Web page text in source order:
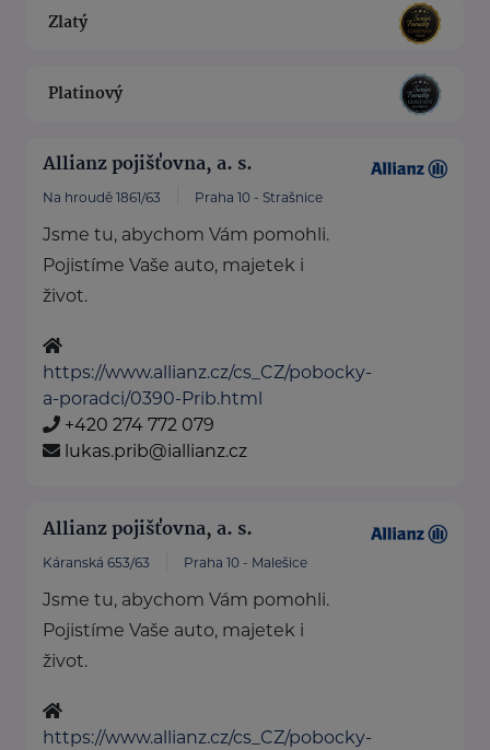
Zlatý
Platinový
Allianz pojišťovna, a. s.
Na hroudě 1861/63 Praha 10 - Strašnice
Jsme tu, abychom Vám pomohli.
Pojistíme Vaše auto, majetek i
život.
https://www.allianz.cz/cs_CZ/pobocky-
a-poradci/0390-Prib.html
+420 274 772 079
lukas.prib@iallianz.cz
Allianz pojišťovna, a. s.
Káranská 653/63 Praha 10 - Malešice
Jsme tu, abychom Vám pomohli.
Pojistíme Vaše auto, majetek i
život.
https://www.allianz.cz/cs_CZ/pobocky-